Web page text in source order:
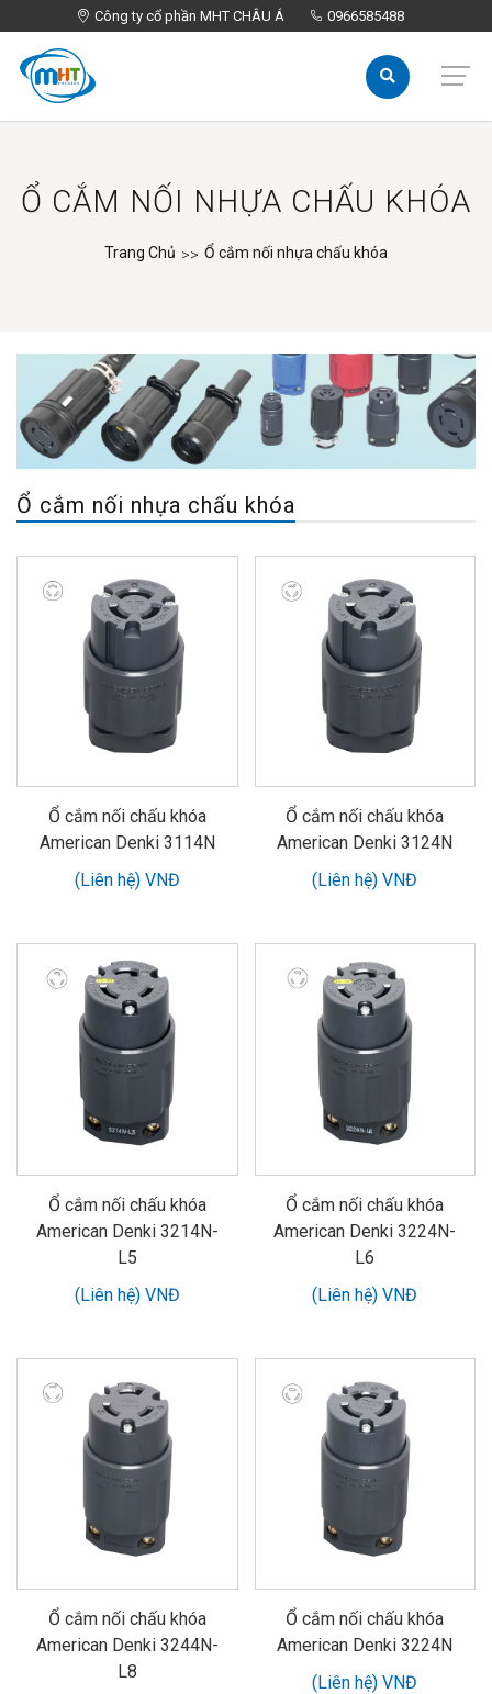
Công ty cổ phần MHT CHÂU Á 0966585488
Công ty cổ phần MHT CHÂU Á 0966585488
Ổ CẮM NỐI NHỰA CHẤU KHÓA
Trang Chủ Ổ cắm nối nhựa chấu khóa
Ổ cắm nối nhựa chấu khóa
Ổ cắm nối chấu khóa
American Denki 3114N
(Liên hệ) VNĐ
Ổ cắm nối chấu khóa
American Denki 3124N
(Liên hệ) VNĐ
Ổ cắm nối chấu khóa
American Denki 3214N-
L5
(Liên hệ) VNĐ
Ổ cắm nối chấu khóa
American Denki 3224N-
L6
(Liên hệ) VNĐ
Ổ cắm nối chấu khóa
American Denki 3244N-
L8
Ổ cắm nối chấu khóa
American Denki 3224N
(Liên hệ) VNĐ